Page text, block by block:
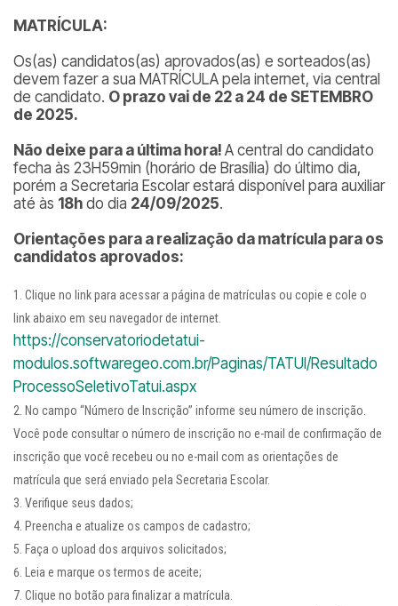
MATRÍCULA:
Os(as) candidatos(as) aprovados(as) e sorteados(as)
devem fazer a sua MATRÍCULA pela internet, via central
de candidato. O prazo vai de 22 a 24 de SETEMBRO
de 2025.
Não deixe para a última hora! A central do candidato
fecha às 23H59min (horário de Brasília) do último dia,
porém a Secretaria Escolar estará disponível para auxiliar
até às 18h do dia 24/09/2025.
Orientações para a realização da matrícula para os
candidatos aprovados:
Clique no link para acessar a página de matrículas ou copie e cole o
link abaixo em seu navegador de internet.
https://conservatoriodetatui-
modulos.softwaregeo.com.br/Paginas/TATUI/Resultado
ProcessoSeletivoTatui.aspx
No campo “Número de Inscrição” informe seu número de inscrição.
Você pode consultar o número de inscrição no e-mail de confirmação de
inscrição que você recebeu ou no e-mail com as orientações de
matrícula que será enviado pela Secretaria Escolar.
Verifique seus dados;
Preencha e atualize os campos de cadastro;
Faça o upload dos arquivos solicitados;
Leia e marque os termos de aceite;
Clique no botão para finalizar a matrícula.